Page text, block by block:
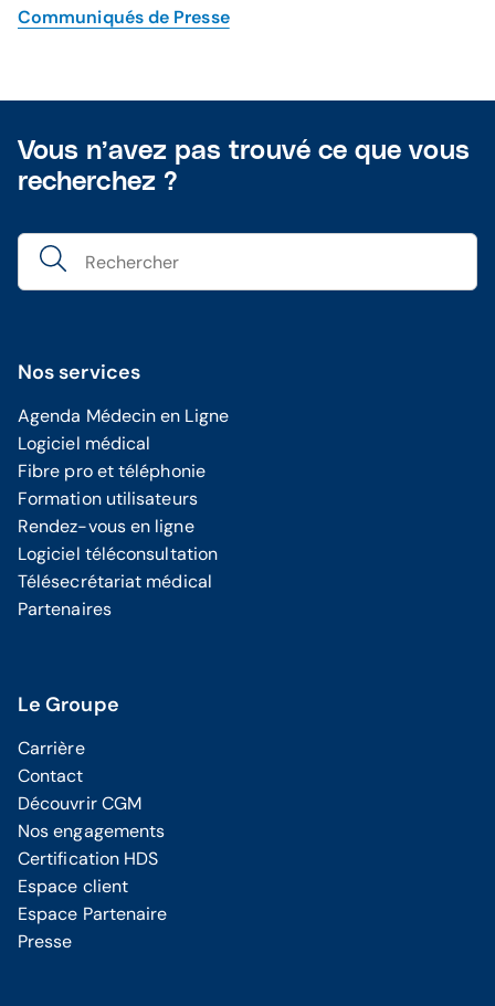
Communiqués de Presse
Vous n’avez pas trouvé ce que vous
recherchez ?
Nos services
Agenda Médecin en Ligne
Logiciel médical
Fibre pro et téléphonie
Formation utilisateurs
Rendez-vous en ligne
Logiciel téléconsultation
Télésecrétariat médical
Partenaires
Le Groupe
Carrière
Contact
Découvrir CGM
Nos engagements
Certification HDS
Espace client
Espace Partenaire
Presse